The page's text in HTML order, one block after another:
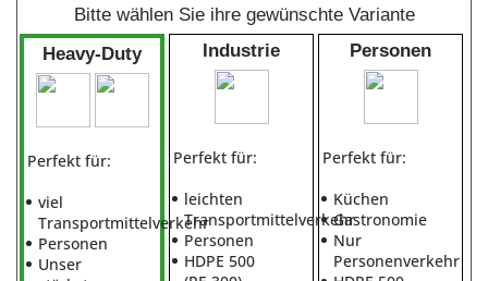
Bitte wählen Sie ihre gewünschte Variante
Heavy-Duty
Perfekt für:
viel
Transportmittelverkehr
Personen
Unser
Industrie
Perfekt für:
leichten
Transportmittelverkehr
Personen
HDPE 500
Personen
Perfekt für:
Küchen
Gastronomie
Nur
Personenverkehr